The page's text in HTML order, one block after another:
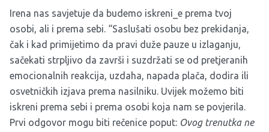
Irena nas savjetuje da budemo iskreni_e prema tvoj
osobi, ali i prema sebi. “Saslušati osobu bez prekidanja,
čak i kad primijetimo da pravi duže pauze u izlaganju,
sačekati strpljivo da završi i suzdržati se od pretjeranih
emocionalnih reakcija, uzdaha, napada plača, dodira ili
osvetničkih izjava prema nasilniku. Uvijek možemo biti
iskreni prema sebi i prema osobi koja nam se povjerila.
Prvi odgovor mogu biti rečenice poput: Ovog trenutka ne